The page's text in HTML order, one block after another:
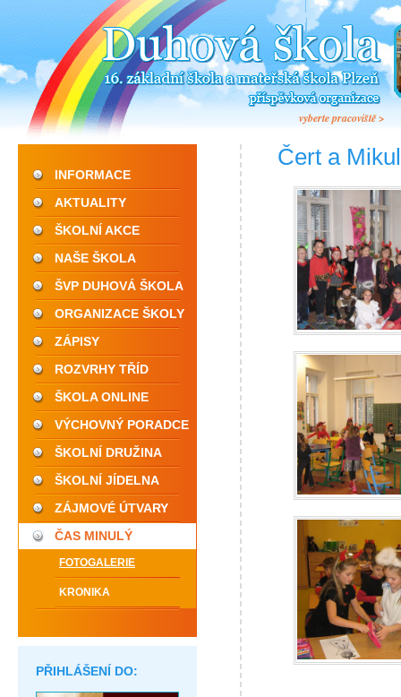
vyberte pracoviště >
INFORMACE
AKTUALITY
ŠKOLNÍ AKCE
NAŠE ŠKOLA
ŠVP DUHOVÁ ŠKOLA
ORGANIZACE ŠKOLY
ZÁPISY
ROZVRHY TŘÍD
ŠKOLA ONLINE
VÝCHOVNÝ PORADCE
ŠKOLNÍ DRUŽINA
ŠKOLNÍ JÍDELNA
ZÁJMOVÉ ÚTVARY
ČAS MINULÝ
FOTOGALERIE
KRONIKA
PŘIHLÁŠENÍ DO:
Čert a